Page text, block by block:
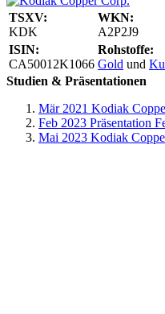
TSXV:
KDK
WKN:
A2P2J9
ISIN:
CA50012K1066
Rohstoffe:
Gold und
Studien & Präsentationen
Mär 2021 Kodiak
Feb 2023 Präsentation
Mai 2023 Kodiak